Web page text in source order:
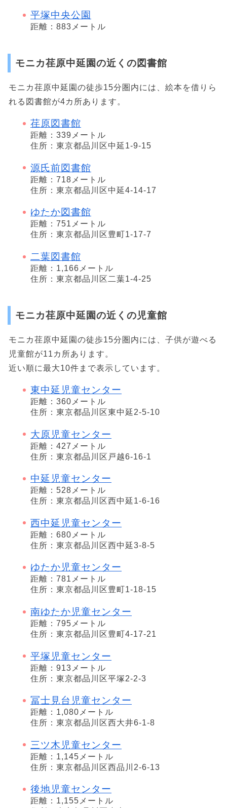
平塚中央公園
距離：883メートル
モニカ荏原中延園の近くの図書館
モニカ荏原中延園の徒歩15分圏内には、絵本を借りら
れる図書館が4カ所あります。
荏原図書館
距離：339メートル
住所：東京都品川区中延1-9-15
源氏前図書館
距離：718メートル
住所：東京都品川区中延4-14-17
ゆたか図書館
距離：751メートル
住所：東京都品川区豊町1-17-7
二葉図書館
距離：1,166メートル
住所：東京都品川区二葉1-4-25
モニカ荏原中延園の近くの児童館
モニカ荏原中延園の徒歩15分圏内には、子供が遊べる
児童館が11カ所あります。
近い順に最大10件まで表示しています。
東中延児童センター
距離：360メートル
住所：東京都品川区東中延2-5-10
大原児童センター
距離：427メートル
住所：東京都品川区戸越6-16-1
中延児童センター
距離：528メートル
住所：東京都品川区西中延1-6-16
西中延児童センター
距離：680メートル
住所：東京都品川区西中延3-8-5
ゆたか児童センター
距離：781メートル
住所：東京都品川区豊町1-18-15
南ゆたか児童センター
距離：795メートル
住所：東京都品川区豊町4-17-21
平塚児童センター
距離：913メートル
住所：東京都品川区平塚2-2-3
冨士見台児童センター
距離：1,080メートル
住所：東京都品川区西大井6-1-8
三ツ木児童センター
距離：1,145メートル
住所：東京都品川区西品川2-6-13
後地児童センター
距離：1,155メートル